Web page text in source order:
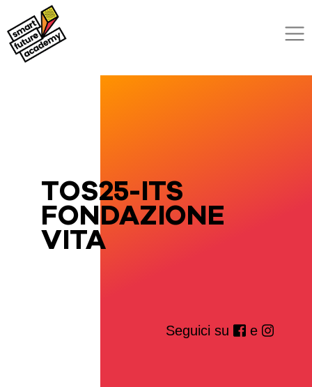
TOS25-ITS
FONDAZIONE
VITA
Seguici su e